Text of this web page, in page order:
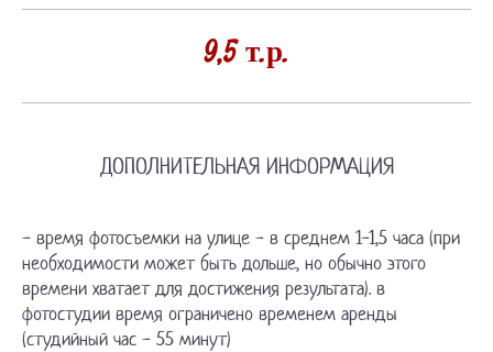
9,5 т.р.
ДОПОЛНИТЕЛЬНАЯ ИНФОРМАЦИЯ
- время фотосъемки на улице - в среднем 1-1,5 часа (при
необходимости может быть дольше, но обычно этого
времени хватает для достижения результата). в
фотостудии время ограничено временем аренды
(студийный час - 55 минут)